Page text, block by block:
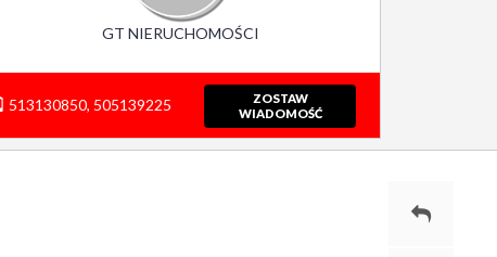
GT NIERUCHOMOŚCI
513130850, 505139225
ZOSTAW
WIADOMOŚĆ